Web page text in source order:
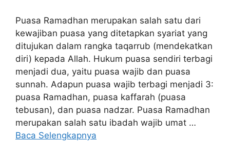
Puasa Ramadhan merupakan salah satu dari
kewajiban puasa yang ditetapkan syariat yang
ditujukan dalam rangka taqarrub (mendekatkan
diri) kepada Allah. Hukum puasa sendiri terbagi
menjadi dua, yaitu puasa wajib dan puasa
sunnah. Adapun puasa wajib terbagi menjadi 3:
puasa Ramadhan, puasa kaffarah (puasa
tebusan), dan puasa nadzar. Puasa Ramadhan
merupakan salah satu ibadah wajib umat …
Baca Selengkapnya